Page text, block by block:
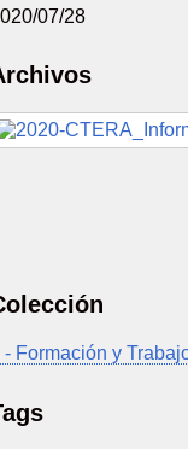
07/28
- Formación y